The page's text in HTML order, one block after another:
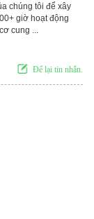
chúng tôi để xây
giờ hoạt động
cung ...
Để lại tin nhắn.